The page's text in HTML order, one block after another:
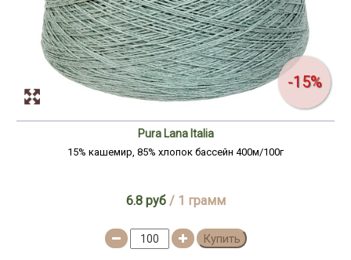
-15%
Pura Lana Italia
15% кашемир, 85% хлопок бассейн 400м/100г
6.8 руб/ 1 грамм
Купить